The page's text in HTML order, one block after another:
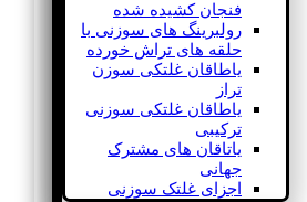
فنجان کشیده شده
رولبرینگ های سوزنی با
حلقه های تراش خورده
یاطاقان غلتکی سوزن
تراز
یاطاقان غلتکی سوزنی
ترکیبی
یاتاقان های مشترک
جهانی
اجزای غلتک سوزنی